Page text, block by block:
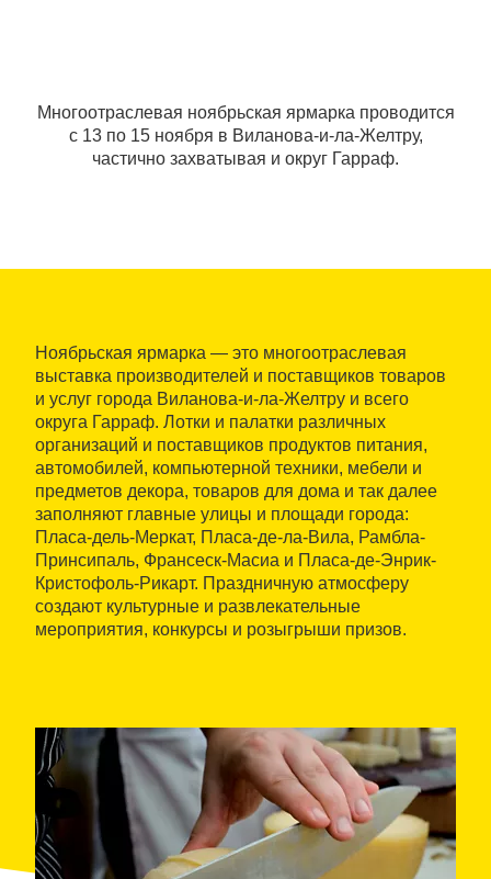
Многоотраслевая ноябрьская ярмарка проводится
с 13 по 15 ноября в Виланова-и-ла-Желтру,
частично захватывая и округ Гарраф.
Ноябрьская ярмарка — это многоотраслевая
выставка производителей и поставщиков товаров
и услуг города Виланова-и-ла-Желтру и всего
округа Гарраф. Лотки и палатки различных
организаций и поставщиков продуктов питания,
автомобилей, компьютерной техники, мебели и
предметов декора, товаров для дома и так далее
заполняют главные улицы и площади города:
Пласа-дель-Меркат, Пласа-де-ла-Вила, Рамбла-
Принсипаль, Франсеск-Масиа и Пласа-де-Энрик-
Кристофоль-Рикарт. Праздничную атмосферу
создают культурные и развлекательные
мероприятия, конкурсы и розыгрыши призов.